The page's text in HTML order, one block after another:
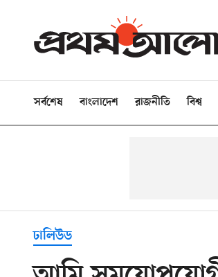
সর্বশেষ বাংলাদেশ রাজনীতি বিশ্ব
ঢালিউড